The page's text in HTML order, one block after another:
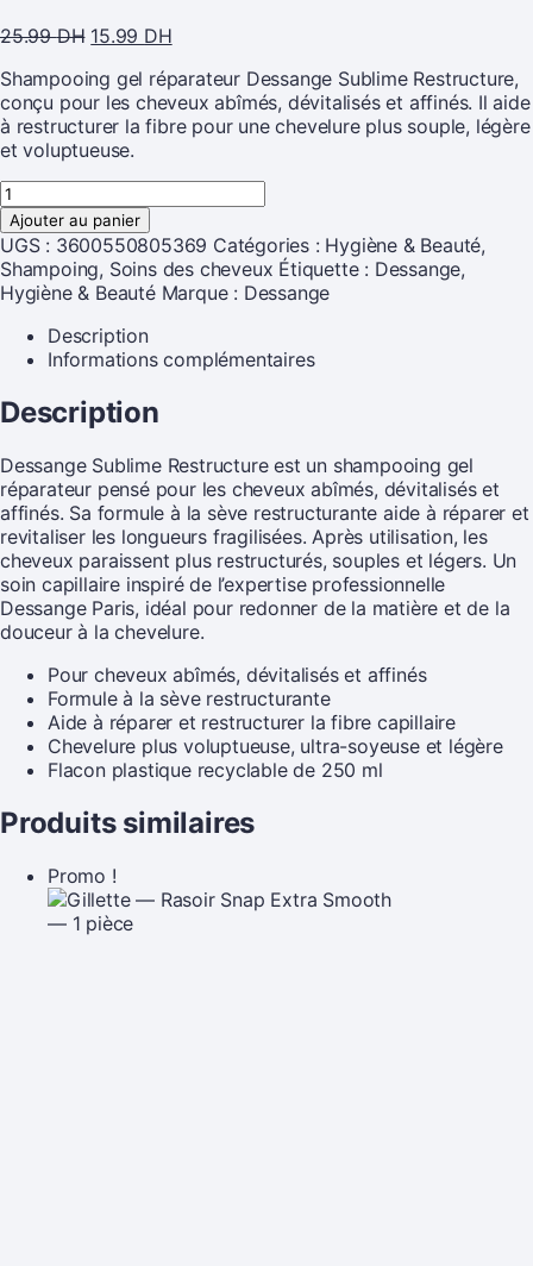
25.99DH 15.99 DH
Shampooing gel réparateur Dessange Sublime Restructure,
conçu pour les cheveux abîmés, dévitalisés et affinés. Il aide
à restructurer la fibre pour une chevelure plus souple, légère
et voluptueuse.
Ajouter au panier
UGS : 3600550805369 Catégories : Hygiène & Beauté,
Shampoing, Soins des cheveux Étiquette : Dessange,
Hygiène & Beauté Marque : Dessange
Description
Informations complémentaires
Description
Dessange Sublime Restructure est un shampooing gel
réparateur pensé pour les cheveux abîmés, dévitalisés et
affinés. Sa formule à la sève restructurante aide à réparer et
revitaliser les longueurs fragilisées. Après utilisation, les
cheveux paraissent plus restructurés, souples et légers. Un
soin capillaire inspiré de l’expertise professionnelle
Dessange Paris, idéal pour redonner de la matière et de la
douceur à la chevelure.
Pour cheveux abîmés, dévitalisés et affinés
Formule à la sève restructurante
Aide à réparer et restructurer la fibre capillaire
Chevelure plus voluptueuse, ultra-soyeuse et légère
Flacon plastique recyclable de 250 ml
Produits similaires
Promo !